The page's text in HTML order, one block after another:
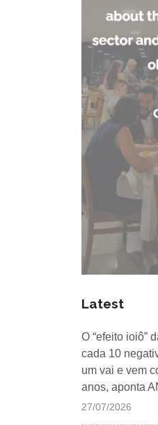
Latest
O “efeito ioiô”
cada 10
um vai e vem
anos, aponta
27/07/2026